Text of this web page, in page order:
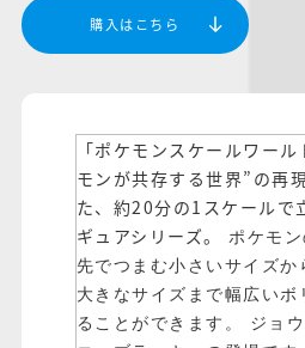
購入はこちら
「ポケモンスケールワー
モンが共存する世界”の再
た、約20分の1スケールで
ギュアシリーズ。
ポケモ
先でつまむ小さいサイズか
大きなサイズまで幅広いボ
ることができます。 ジョ